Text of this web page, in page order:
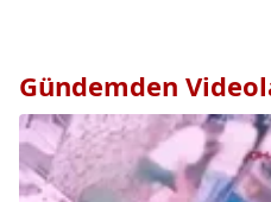
Gündemden